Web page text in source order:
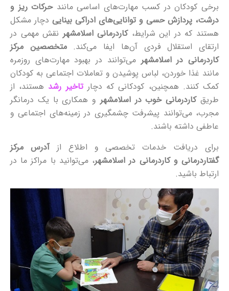
برخی کودکان در کسب مهارت‌های اساسی مانندحرکات ریز و
درشت، پردازش حسی و توانایی‌های ادراکی بینایی دچار مشکل
هستند که در این شرایط،کاردرمانی اسلامشهر نقش مهمی در
ارتقای استقلال فردی آن‌ها ایفا می‌کند.متخصصین مرکز
کاردرمانی در اسلامشهر می‌توانند در بهبود مهارت‌های روزمره
مانند غذا خوردن، لباس پوشیدن و تعاملات اجتماعی به کودکان
کمک کنند. همچنین، کودکانی که دچارتاخیر رشد هستند، از
طریقکاردرمانی خوب در اسلامشهر و همکاری با یک درمانگر
مجرب، می‌توانند پیشرفت چشمگیری در زمینه‌های اجتماعی و
عاطفی داشته باشند.
برای دریافت خدمات تخصصی و اطلاع ازآدرس مرکز
گفتاردرمانی و کاردرمانی در اسلامشهر، می‌توانید با مراکز ما در
ارتباط باشید.